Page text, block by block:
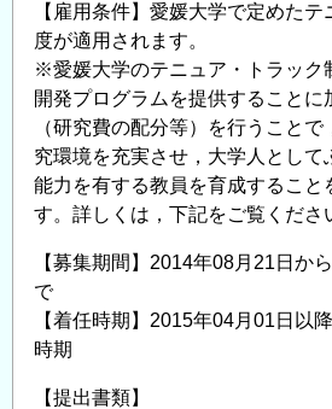
A
Job
Opportunity
in
Hiroshima
University
(Associate
Professor)
の
【雇用条件】愛媛大学で定めたテ
度が適用されます。
※愛媛大学のテニュア・トラック
開発プログラムを提供することに
（研究費の配分等）を行うこと
究環境を充実させ，大学人として
能力を有する教員を育成すること
す。詳しくは，下記をご覧くださ
【募集期間】2014年08月21日か
で
【着任時期】2015年04月01日以
時期
【提出書類】